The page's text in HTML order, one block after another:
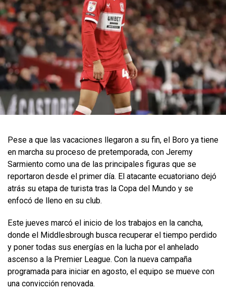
Pese a que las vacaciones llegaron a su fin, el Boro ya tiene
en marcha su proceso de pretemporada, con Jeremy
Sarmiento como una de las principales figuras que se
reportaron desde el primer día. El atacante ecuatoriano dejó
atrás su etapa de turista tras la Copa del Mundo y se
enfocó de lleno en su club.
Este jueves marcó el inicio de los trabajos en la cancha,
donde el Middlesbrough busca recuperar el tiempo perdido
y poner todas sus energías en la lucha por el anhelado
ascenso a la Premier League. Con la nueva campaña
programada para iniciar en agosto, el equipo se mueve con
una convicción renovada.